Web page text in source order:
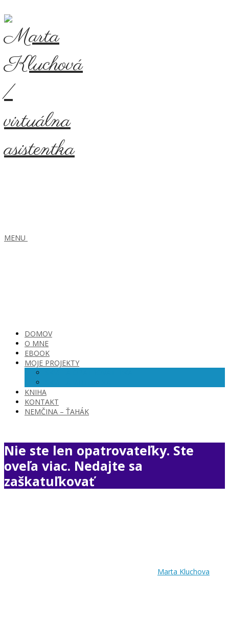
MENU
DOMOV
O MNE
EBOOK
MOJE PROJEKTY
KNIHA
KONTAKT
NEMČINA – ŤAHÁK
Nie ste len opatrovateľky. Ste
oveľa viac. Nedajte sa
zaškatuľkovať
Marta Kluchova